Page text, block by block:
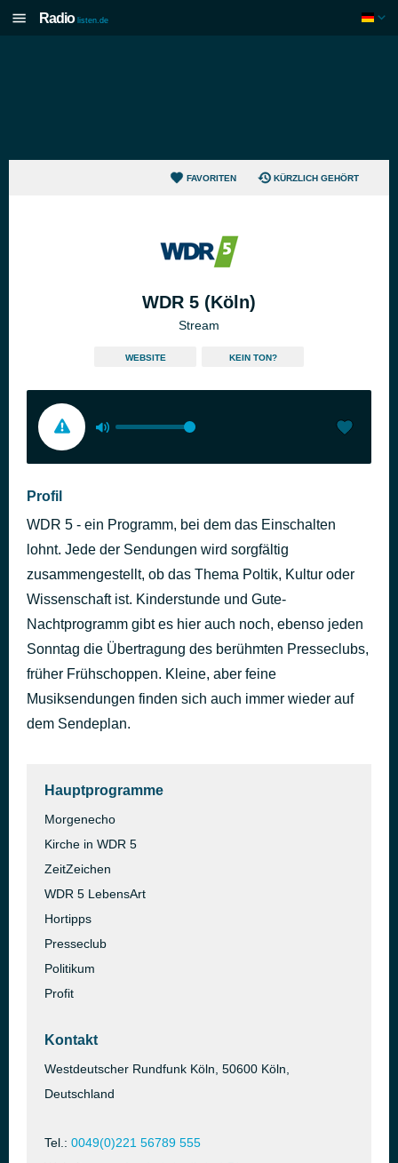
Radio listen.de
FAVORITEN KÜRZLICH GEHÖRT
WDR 5 (Köln)
Stream
WEBSITE KEIN TON?
Profil
WDR 5 - ein Programm, bei dem das Einschalten
lohnt. Jede der Sendungen wird sorgfältig
zusammengestellt, ob das Thema Poltik, Kultur oder
Wissenschaft ist. Kinderstunde und Gute-
Nachtprogramm gibt es hier auch noch, ebenso jeden
Sonntag die Übertragung des berühmten Presseclubs,
früher Frühschoppen. Kleine, aber feine
Musiksendungen finden sich auch immer wieder auf
dem Sendeplan.
Hauptprogramme
Morgenecho
Kirche in WDR 5
ZeitZeichen
WDR 5 LebensArt
Hortipps
Presseclub
Politikum
Profit
Kontakt
Westdeutscher Rundfunk Köln, 50600 Köln,
Deutschland
Tel.: 0049(0)221 56789 555